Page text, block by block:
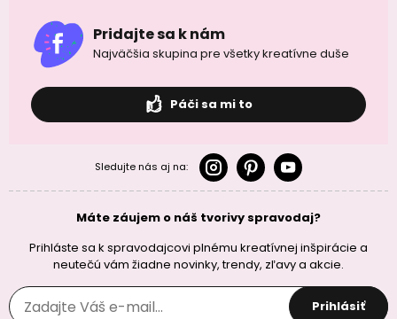
Pridajte sa k nám
Najväčšia skupina pre všetky kreatívne duše
Páči sa mi to
Sledujte nás aj na:
Máte záujem o náš tvorivy spravodaj?
Prihláste sa k spravodajcovi plnému kreatívnej inšpirácie a
neutečú vám žiadne novinky, trendy, zľavy a akcie.
Prihlásiť